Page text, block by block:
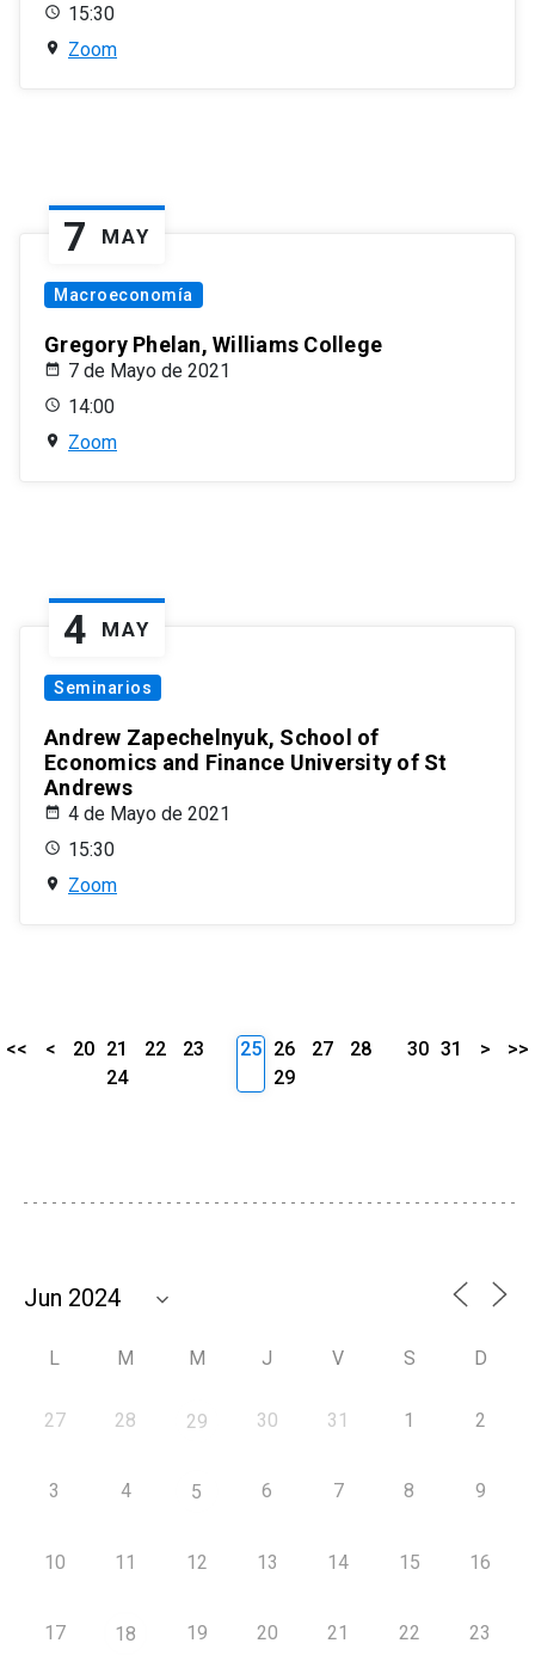
15:30
Zoom
7 MAY
Macroeconomía
Gregory Phelan, Williams College
7 de Mayo de 2021
14:00
Zoom
4 MAY
Seminarios
Andrew Zapechelnyuk, School of
Economics and Finance University of St
Andrews
4 de Mayo de 2021
15:30
Zoom
<< < 20 21 22
23
24
25 26 27
28
29
30 31 > >>
L M M J V S D
27 28 29 30 31 1 2
3 4 5 6 7 8 9
10 11 12 13 14 15 16
17 18 19 20 21 22 23